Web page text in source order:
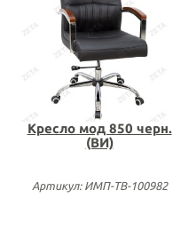
Кресло мод 850 черн.
(ВИ)
Артикул: ИМП-ТВ-100982